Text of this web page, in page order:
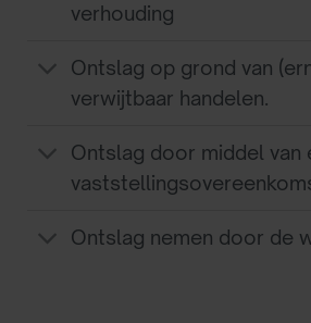
verhouding
Ontslag op grond van
verwijtbaar handelen.
Ontslag door middel van
Ontslag nemen door de